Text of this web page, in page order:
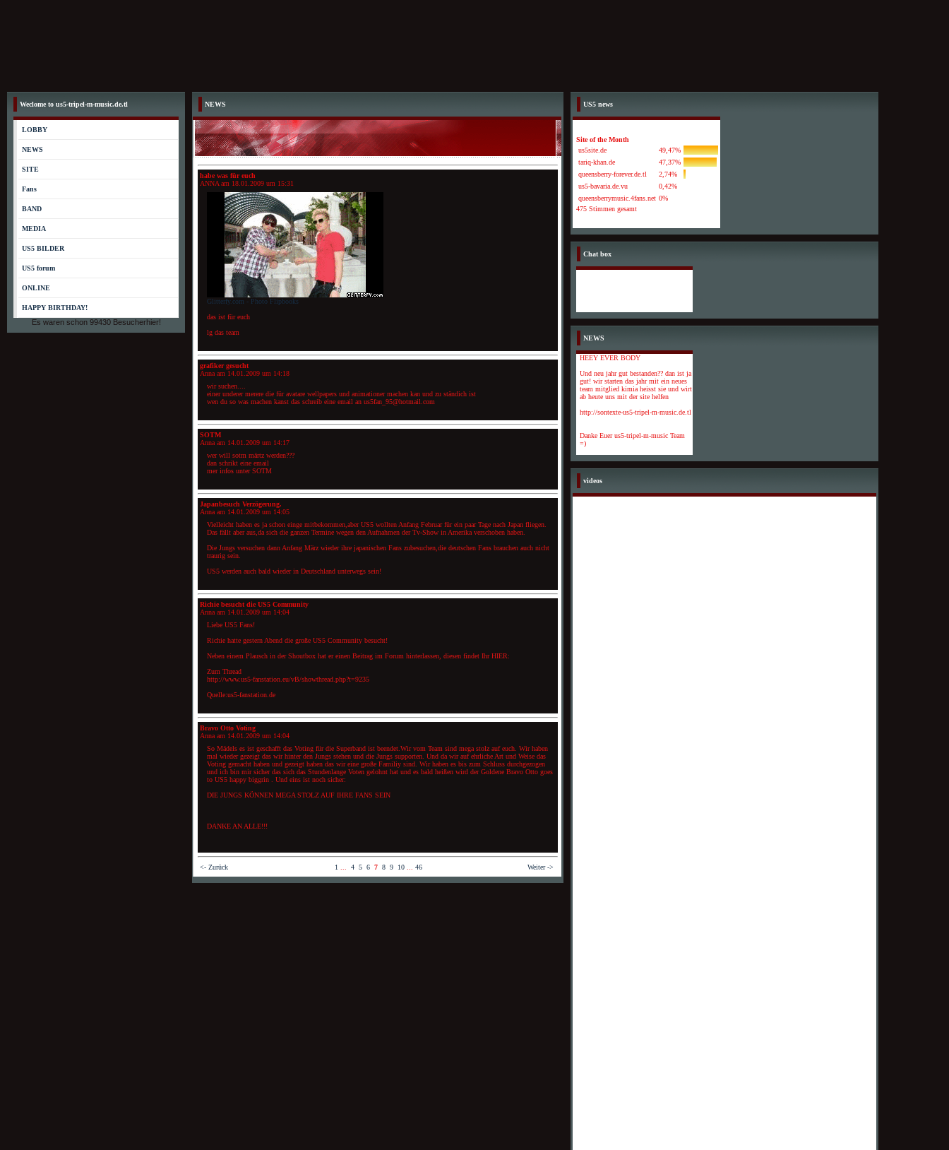
Weclome to us5-tripel-m-music.de.tl
LOBBY
NEWS
SITE
Fans
BAND
MEDIA
US5 BILDER
US5 forum
ONLINE
HAPPY BIRTHDAY! ­
Es waren schon 99430 Besucherhier!
NEWS
habe was für euch
ANNA am 18.01.2009 um 15:31
Glitterfy.com - Photo Flipbooks
das ist für euch
lg das team
grafiker gesucht
Anna am 14.01.2009 um 14:18
wir suchen....
einer underer merere die für avatare wellpapers und animationer machen kan und zu ständich ist
wen du so was machen kanst das schreib eine email an us5fan_95@hotmail.com
SOTM
Anna am 14.01.2009 um 14:17
wer will sotm märtz werden???
dan schrikt eine email
mer infos unter SOTM
Japanbesuch Verzögerung.
Anna am 14.01.2009 um 14:05
Vielleicht haben es ja schon einge mitbekommen,aber US5 wollten Anfang Februar für ein paar Tage nach Japan fliegen.
Das fällt aber aus,da sich die ganzen Termine wegen den Aufnahmen der Tv-Show in Amerika verschoben haben.
Die Jungs versuchen dann Anfang März wieder ihre japanischen Fans zubesuchen,die deutschen Fans brauchen auch nicht
traurig sein.
US5 werden auch bald wieder in Deutschland unterwegs sein!
Richie besucht die US5 Community
Anna am 14.01.2009 um 14:04
Liebe US5 Fans!
Richie hatte gestern Abend die große US5 Community besucht!
Neben einem Plausch in der Shoutbox hat er einen Beitrag im Forum hinterlassen, diesen findet Ihr HIER:
Zum Thread
http://www.us5-fanstation.eu/vB/showthread.php?t=9235
Quelle:us5-fanstation.de
Bravo Otto Voting
Anna am 14.01.2009 um 14:04
So Mädels es ist geschafft das Voting für die Superband ist beendet.Wir vom Team sind mega stolz auf euch. Wir haben
mal wieder gezeigt das wir hinter den Jungs stehen und die Jungs supporten. Und da wir auf ehrliche Art und Weise das
Voting gemacht haben und gezeigt haben das wir eine große Familiy sind. Wir haben es bis zum Schluss durchgezogen
und ich bin mir sicher das sich das Stundenlange Voten gelohnt hat und es bald heißen wird der Goldene Bravo Otto goes
to US5 happy biggrin . Und eins ist noch sicher:
DIE JUNGS KÖNNEN MEGA STOLZ AUF IHRE FANS SEIN
DANKE AN ALLE!!!
<- Zurück 1 4 5 6 7 8 9 10 46 Weiter ->
US5 news
Site of the Month
us5site.de
49,47%
tariq-khan.de
47,37%
queensberry-forever.de.tl
2,74%
us5-bavaria.de.vu
0,42%
queensberrymusic.4fans.net 0%
475 Stimmen gesamt
Chat box
NEWS
HEEY EVER BODY
Und neu jahr gut bestanden?? dan ist ja
gut! wir starten das jahr mit ein neues
team mitglied kimia heisst sie und wirt
ab heute uns mit der site helfen
http://sontexte-us5-tripel-m-music.de.tl
Danke Euer us5-tripel-m-music Team
=)
videos